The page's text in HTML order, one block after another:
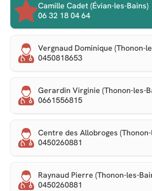
Camille Cadet (Évian-les-Bains)
06 32 18 04 64
Vergnaud Dominique (Thonon-
0450818653
Gerardin Virginie (Thonon-les-
0661556815
Centre des Allobroges
0450260881
Raynaud Pierre (Thonon-les-
0450260881